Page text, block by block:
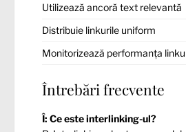
Utilizează ancoră text relevantă
Distribuie linkurile uniform
Monitorizează performanța
Întrebări frecvente
Î: Ce este interlinking-ul?